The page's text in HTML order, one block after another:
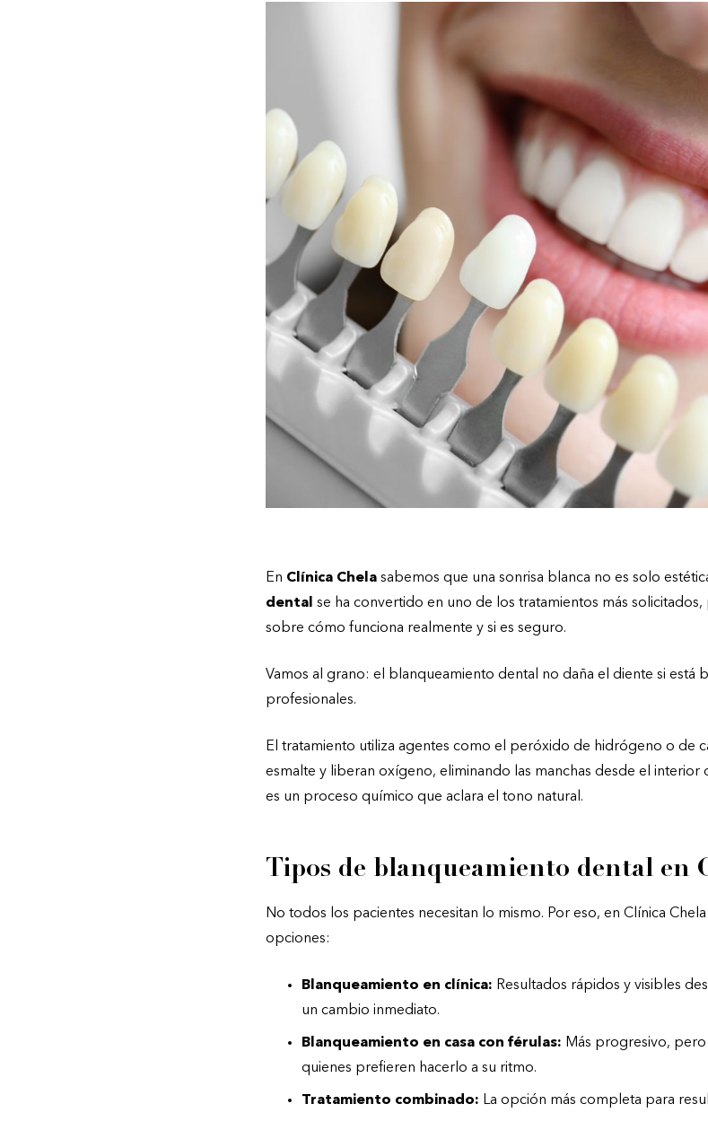
En Clínica Chela sabemos que una sonrisa blanca no es solo
dental se ha convertido en uno de los tratamientos más
sobre cómo funciona realmente y si es seguro.
Vamos al grano: el blanqueamiento dental no daña el diente si está
profesionales.
El tratamiento utiliza agentes como el peróxido de hidrógeno o de
esmalte y liberan oxígeno, eliminando las manchas desde el interior
es un proceso químico que aclara el tono natural.
Tipos de blanqueamiento dental en
No todos los pacientes necesitan lo mismo. Por eso, en Clínica
opciones:
Blanqueamiento en clínica: Resultados rápidos y visibles
un cambio inmediato.
Blanqueamiento en casa con férulas: Más progresivo,
quienes prefieren hacerlo a su ritmo.
Tratamiento combinado: La opción más completa para